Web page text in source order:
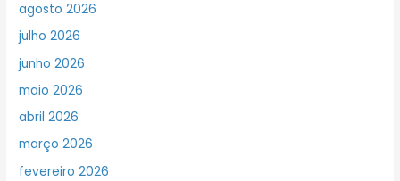
agosto 2026
julho 2026
junho 2026
maio 2026
abril 2026
março 2026
fevereiro 2026